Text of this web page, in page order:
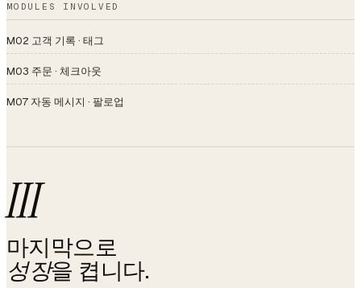
MODULES INVOLVED
M02 고객 기록 · 태그
M03 주문 · 체크아웃
M07 자동 메시지 · 팔로업
III
마지막으로
성장을 켭니다.